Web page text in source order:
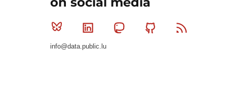
Bluesky Linkedin MastodonGithub
info@data.public.lu